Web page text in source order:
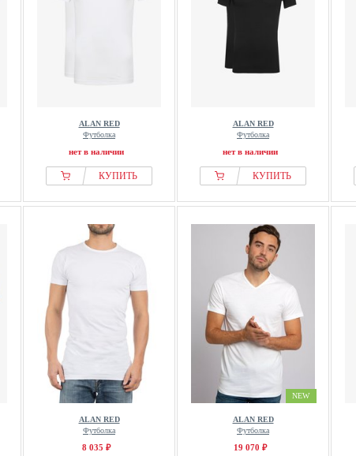
ALAN RED
Футболка
нет в наличии
КУПИТЬ
ALAN RED
Футболка
нет в наличии
КУПИТЬ
ALAN RED
Футболка
8 035 ₽
NEW
ALAN RED
Футболка
19 070 ₽